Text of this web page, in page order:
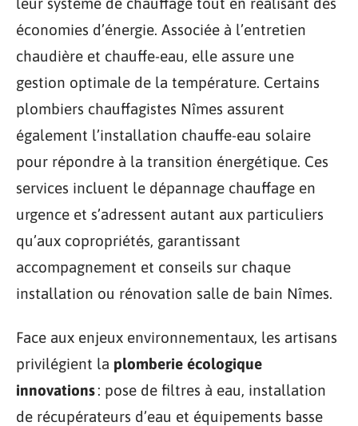
économies d’énergie. Associée à l’entretien
chaudière et chauffe-eau, elle assure une
gestion optimale de la température. Certains
plombiers chauffagistes Nîmes assurent
également l’installation chauffe-eau solaire
pour répondre à la transition énergétique. Ces
services incluent le dépannage chauffage en
urgence et s’adressent autant aux particuliers
qu’aux copropriétés, garantissant
accompagnement et conseils sur chaque
installation ou rénovation salle de bain Nîmes.
Face aux enjeux environnementaux, les artisans
privilégient la plomberie écologique
innovations: pose de filtres à eau, installation
de récupérateurs d’eau et équipements basse